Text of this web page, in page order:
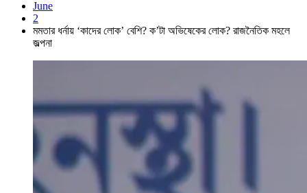
June
2
মমতার ধর্নায় ‘কাদের লোক’ বেশি? ক’টা অভিষেকের লোক? রাজনৈতিক মহলে
জল্পনা